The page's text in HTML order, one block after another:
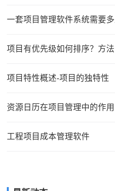
一套项目管理软件系统需要
项目有优先级如何排序？方
项目特性概述-项目的独特性
资源日历在项目管理中的作用
工程项目成本管理软件